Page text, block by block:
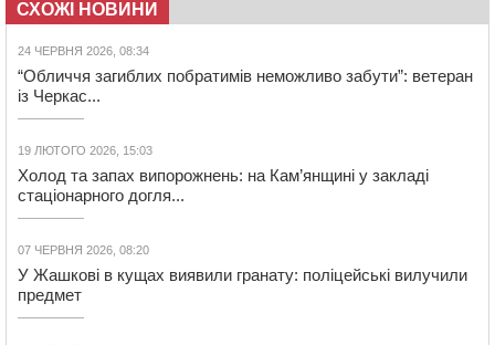
СХОЖІ НОВИНИ
24 ЧЕРВНЯ 2026, 08:34
“Обличчя загиблих побратимів неможливо забути”: ветеран
із Черкас...
19 ЛЮТОГО 2026, 15:03
Холод та запах випорожнень: на Кам’янщині у закладі
стаціонарного догля...
07 ЧЕРВНЯ 2026, 08:20
У Жашкові в кущах виявили гранату: поліцейські вилучили
предмет